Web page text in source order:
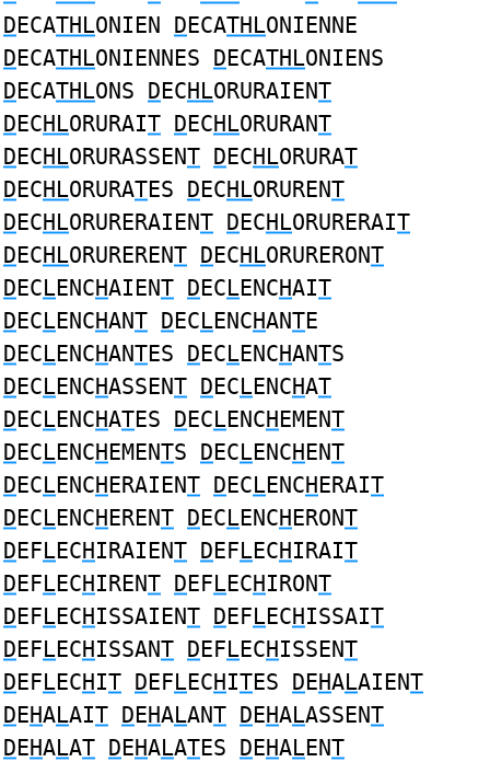
DECATHLONIEN DECATHLONIENNE
DECATHLONIENNES DECATHLONIENS
DECATHLONS DECHLORURAIENT
DECHLORURAIT DECHLORURANT
DECHLORURASSENT DECHLORURAT
DECHLORURATES DECHLORURENT
DECHLORURERAIENT DECHLORURERAIT
DECHLORURERENT DECHLORURERONT
DECLENCHAIENT DECLENCHAIT
DECLENCHANT DECLENCHANTE
DECLENCHANTES DECLENCHANTS
DECLENCHASSENT DECLENCHAT
DECLENCHATES DECLENCHEMENT
DECLENCHEMENTS DECLENCHENT
DECLENCHERAIENT DECLENCHERAIT
DECLENCHERENT DECLENCHERONT
DEFLECHIRAIENT DEFLECHIRAIT
DEFLECHIRENT DEFLECHIRONT
DEFLECHISSAIENT DEFLECHISSAIT
DEFLECHISSANT DEFLECHISSENT
DEFLECHIT DEFLECHITES DEHALAIENT
DEHALAIT DEHALANT DEHALASSENT
DEHALAT DEHALATES DEHALENT